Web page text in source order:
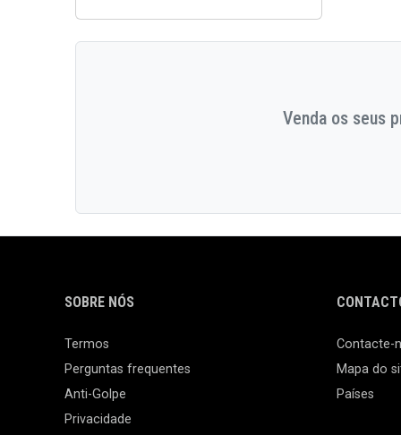
Venda os seus
SOBRE NÓS
Termos
Perguntas frequentes
Anti-Golpe
Privacidade
Contacte-
Mapa do
Países